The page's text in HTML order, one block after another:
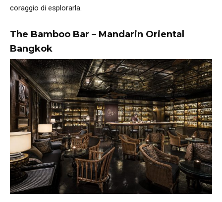
coraggio di esplorarla.
The Bamboo Bar – Mandarin Oriental
Bangkok